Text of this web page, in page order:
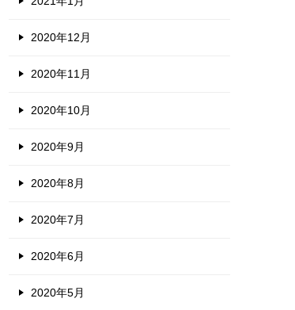
2020年12月
2020年11月
2020年10月
2020年9月
2020年8月
2020年7月
2020年6月
2020年5月